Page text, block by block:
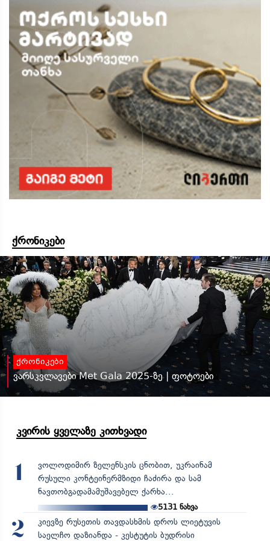
ქრონიკები
ქრონიკები
ვარსკვლავები Met Gala 2025-ზე | ფოტოები
კვირის ყველაზე კითხვადი
1
ვოლოდიმირ ზელენსკის ცნობით, უკრაინამ
რუსული კონტეინერმზიდი ჩაძირა და სამ
ნავთობგადამამუშავებელ ქარხა...
5131 ნახვა
2
კიევზე რუსეთის თავდასხმის დროს ლიეტუვის
საელჩო დაზიანდა - კესტუტის ბუდრისი